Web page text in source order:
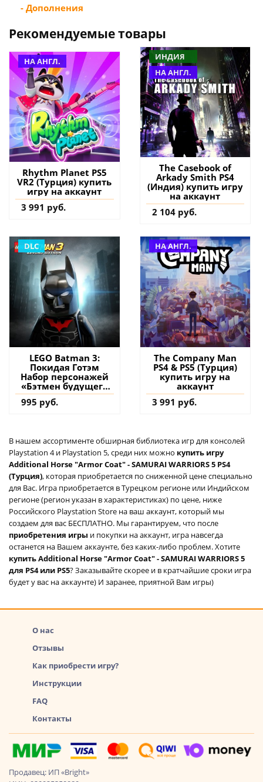
- Дополнения
Рекомендуемые товары
НА АНГЛ.
Rhythm Planet PS5
VR2 (Турция) купить
игру на аккаунт
3 991 руб.
ИНДИЯ
НА АНГЛ.
The Casebook of
Arkady Smith PS4
(Индия) купить игру
на аккаунт
2 104 руб.
DLC
LEGO Batman 3:
Покидая Готэм
Набор персонажей
«Бэтмен будущего
PS4 (Турция) купить
дополнение на
995 руб.
НА АНГЛ.
The Company Man
PS4 & PS5 (Турция)
купить игру на
аккаунт
3 991 руб.
В нашем ассортименте обширная библиотека игр для консолей
Playstation 4 и Playstation 5, среди них можно купить игру
Additional Horse "Armor Coat" - SAMURAI WARRIORS 5 PS4
(Турция), которая приобретается по сниженной цене специально
для Вас. Игра приобретается в Турецком регионе или Индийском
регионе (регион указан в характеристиках) по цене, ниже
Российского Playstation Store на ваш аккаунт, который мы
создаем для вас БЕСПЛАТНО. Мы гарантируем, что после
приобретения игры и покупки на аккаунт, игра навсегда
останется на Вашем аккаунте, без каких-либо проблем. Хотите
купить Additional Horse "Armor Coat" - SAMURAI WARRIORS 5
для PS4 или PS5? Заказывайте скорее и в кратчайшие сроки игра
будет у вас на аккаунте) И заранее, приятной Вам игры)
О нас
Отзывы
Как приобрести игру?
Инструкции
FAQ
Контакты
Продавец: ИП «Bright»